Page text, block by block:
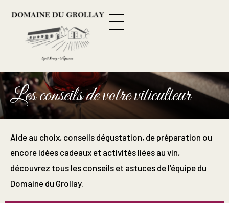
Les conseils de votre viticulteur
Aide au choix, conseils dégustation, de préparation ou
encore idées cadeaux et activités liées au vin,
découvrez tous les conseils et astuces de l’équipe du
Domaine du Grollay.